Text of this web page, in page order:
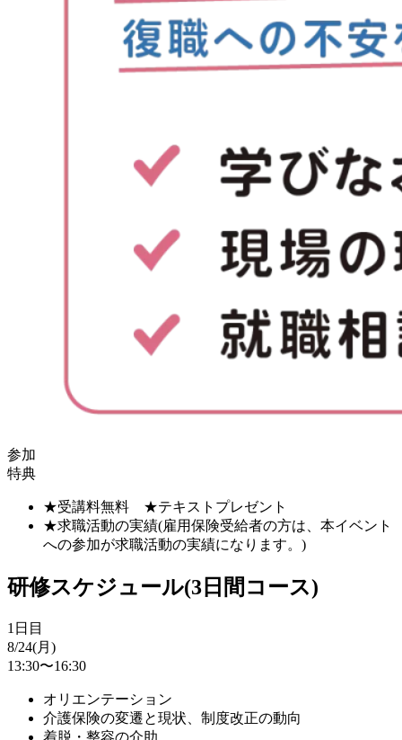
参加
特典
★受講料無料 ★テキストプレゼント
★求職活動の実績(雇用保険受給者の方は、本イベント
への参加が求職活動の実績になります。)
研修スケジュール(3日間コース)
1日目
8/24(月)
13:30〜16:30
オリエンテーション
介護保険の変遷と現状、制度改正の動向
着脱・整容の介助